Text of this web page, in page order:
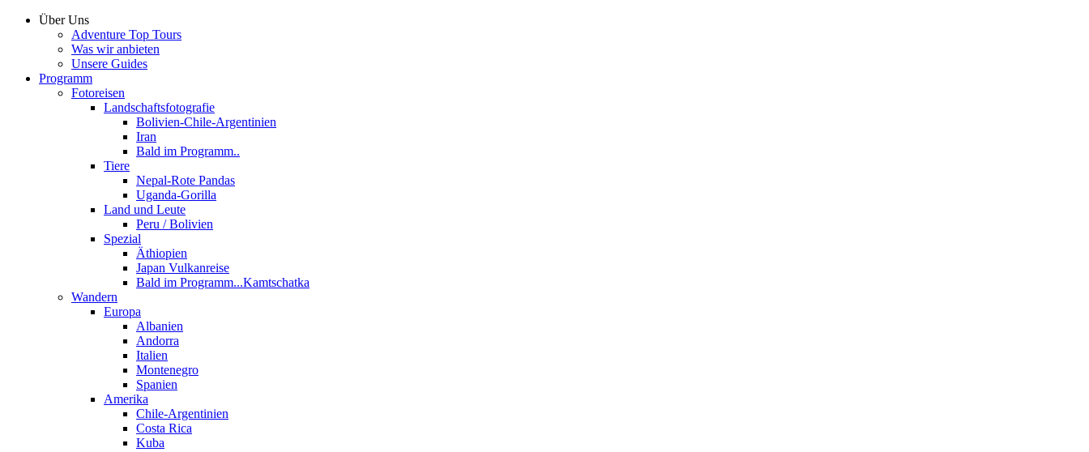
Über Uns
Adventure Top Tours
Was wir anbieten
Unsere Guides
Programm
Fotoreisen
Landschaftsfotografie
Bolivien-Chile-Argentinien
Iran
Bald im Programm..
Tiere
Nepal-Rote Pandas
Uganda-Gorilla
Land und Leute
Peru / Bolivien
Spezial
Äthiopien
Japan Vulkanreise
Bald im Programm...Kamtschatka
Wandern
Europa
Albanien
Andorra
Italien
Montenegro
Spanien
Amerika
Chile-Argentinien
Costa Rica
Kuba